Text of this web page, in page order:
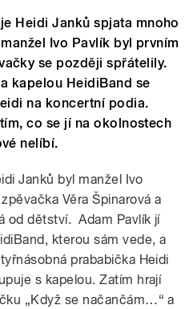
Heidi Janků spjata mnoho
Ivo Pavlík byl prvním
se později spřátelily.
kapelou HeidiBand se
na koncertní podia.
co se jí na okolnostech
nelíbí.
Janků byl manžel Ivo
Věra Špinarová a
od dětství. Adam Pavlík jí
kterou sám vede, a
prababička Heidi
s kapelou. Zatím hrají
„Když se načančám…“ a